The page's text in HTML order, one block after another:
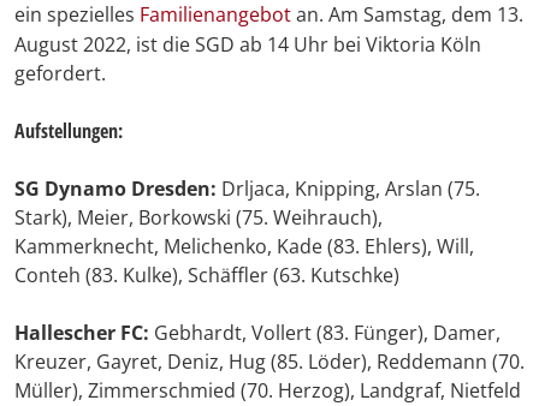
ein spezielles Familienangebotan. Am Samstag, dem 13.
August 2022, ist die SGD ab 14 Uhr bei Viktoria Köln
gefordert.
Aufstellungen:
SG Dynamo Dresden: Drljaca, Knipping, Arslan (75.
Stark), Meier, Borkowski (75. Weihrauch),
Kammerknecht, Melichenko, Kade (83. Ehlers), Will,
Conteh (83. Kulke), Schäffler (63. Kutschke)
Hallescher FC: Gebhardt, Vollert (83. Fünger), Damer,
Kreuzer, Gayret, Deniz, Hug (85. Löder), Reddemann (70.
Müller), Zimmerschmied (70. Herzog), Landgraf, Nietfeld